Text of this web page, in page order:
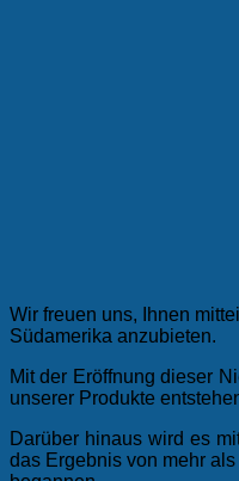
Wir freuen uns, Ihnen
Südamerika anzubieten.
Mit der Eröffnung dieser
unserer Produkte
Darüber hinaus wird es
das Ergebnis von mehr